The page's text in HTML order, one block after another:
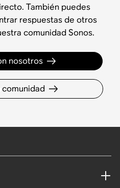
También puedes
respuestas de otros
comunidad Sonos.
nosotros
comunidad